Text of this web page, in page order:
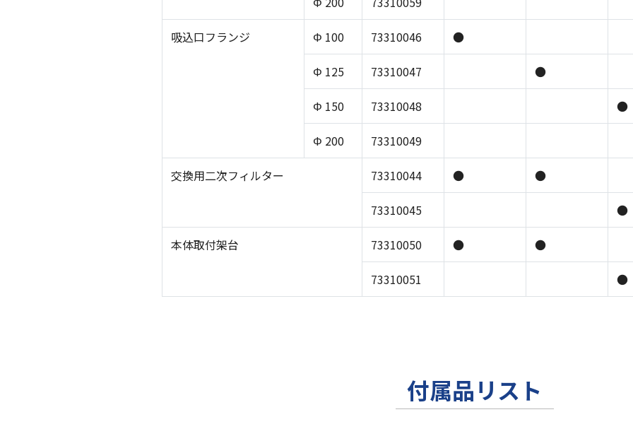
吸込口フランジ Φ 100 73310046 ●
Φ 125 73310047 ●
Φ 150 73310048 ●
Φ 200 73310049
交換用二次フィルター 73310044 ● ●
73310045 ●
本体取付架台 73310050 ● ●
73310051 ●
付属品リスト